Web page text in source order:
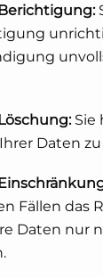
Sie
Daten
Fällen das
Daten nur